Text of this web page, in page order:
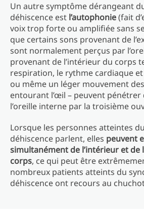
Un autre symptôme dérangeant
déhiscence est l’autophonie(fait
voix trop forte ou amplifiée sans
que certains sons provenant de
sont normalement perçus par
provenant de l’intérieur du corps
respiration, le rythme cardiaque
ou même un léger mouvement
entourant l’œil – peuvent
l’oreille interne par la troisième
Lorsque les personnes atteintes
déhiscence parlent, elles peuvent
simultanément de l’intérieur et de
corps, ce qui peut être
nombreux patients atteints du
déhiscence ont recours au